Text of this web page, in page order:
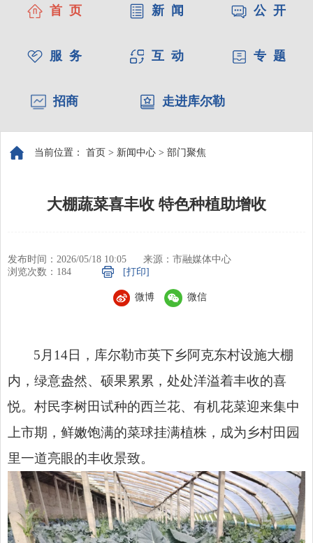
首 页 新 闻 公 开
服 务 互 动 专 题
招商 走进库尔勒
当前位置： 首页 > 新闻中心 > 部门聚焦
大棚蔬菜喜丰收 特色种植助增收
发布时间：2026/05/18 10:05
来源：市融媒体中心
浏览次数： 184 [打印]
微博 微信
5月14日，库尔勒市英下乡阿克东村设施大棚
内，绿意盎然、硕果累累，处处洋溢着丰收的喜
悦。村民李树田试种的西兰花、有机花菜迎来集中
上市期，鲜嫩饱满的菜球挂满植株，成为乡村田园
里一道亮眼的丰收景致。